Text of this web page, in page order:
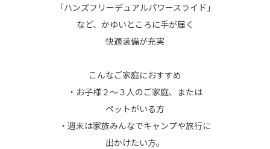
「ハンズフリーデュアルパワースライド」
など、かゆいところに手が届く
快適装備が充実
こんなご家庭におすすめ
・お子様２～３人のご家庭、または
ペットがいる方
・週末は家族みんなでキャンプや旅行に
出かけたい方。